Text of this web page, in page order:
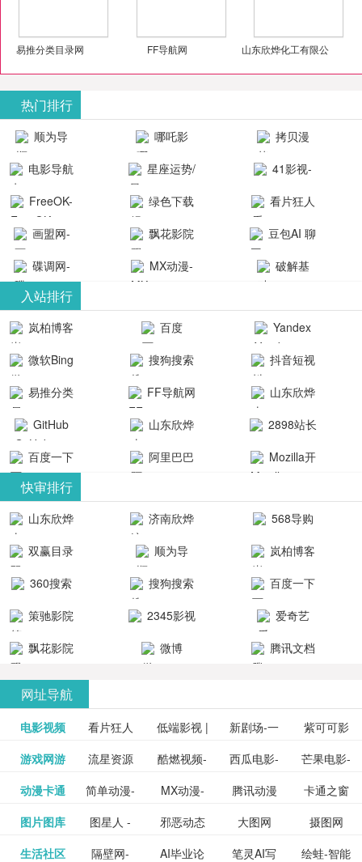
易推分类目录网 FF导航网
山东欣烨化工有限公
热门排行
顺为导
航-办公运营
哪吒影
院-哪吒影院
提供最新、
最全的高清
电影、电视
剧、动漫和
综艺节目免
费观看。平
台内容丰
富，更新快
速，支持在
线观看，满
足各类影迷
需求，提供
无广告、高
清流畅的观
影体验。
拷贝漫
画-官网
动漫综合
电影导航
- 免费看电影
就来这！ | 快
导航网-免费
看电影就来
这！收录大
量免费看电
影网站！
星座运势/
最星座/美国
神婆星座网
41影视-
聚合最近好
看的电视剧
最新电影网
站-41影视为
成全短剧电
视剧、电视
剧大全、好
看的电视
剧、最新的
电影在线观
看，神马影
最新好看的
剧片、爱情
片、搞笑片
等全新电
影，是影
FreeOK-
FreeOK影视
官网-最新影
视资源|追剧
也很卷
绿色下载
吧
看片狂人
- 高清视频资
源免费在线
观看
画盟网-
画师联盟官
网
_huashilm.com_
动漫综合
飘花影院
网
豆包AI 聊
天智能对话
网页版入口
碟调网-
碟调网为您
提供最新电
视剧和2025
年最新电影
的在线观
看，快来碟
调电影网在
线观看最新
热门影视作
MX动漫-
漫免费在线
观看
破解基
整合当前互
联网最新最
全最优质的
软件免费下
载、资源免
费共享、技
术教程学习
台！整合破
合破解游
戏、整合安
卓破解软件
分享与下
载！旨在打
件共享站、
资源
入站排行
岚柏博客 百度
Yandex
搜索
微软Bing
搜狗搜索
引擎
抖音短视
频
易推分类
目录网
FF导航网
山东欣烨
化工有限公
GitHub
山东欣烨
生物科技有
2898站长
资源平台
百度一下
阿里巴巴
Mozilla开
快审排行
山东欣烨
生物科技有
济南欣烨
科技有限公
568导购
网
双赢目录
顺为导
航-办公运营
岚柏博客
360搜索
搜狗搜索
百度一下
策驰影院
2345影视
大全
爱奇艺
VIP会员
飘花影院
微博 腾讯文档
网址导航
电影视频 看片狂人 低端影视 |
免费高清
在线电影
新剧场-一
个网盘资
源分享小
紫可可影
视-紫可可,
免费提供
泡剧网_最
新电视剧
免费在线
更多>>
游戏网游 流星资源
网-流星蝴
蝶剑官网
酷燃视频-
致力于打
造中国领
西瓜电影-
西瓜视频
网站电影
芒果电影-
芒果TV网
站电影频
豆瓣电影-
豆瓣电影
更多>>
动漫卡通 简单动漫-
日本动画
MX动漫-
最新最全
腾讯动漫
频道
卡通之窗
三毛漫画
网
更多>>
图片图库 图星人 -
设计图片
邪恶动态
图片大全
大图网
摄图网
图行天下
更多>>
生活社区 隔壁网- AI毕业论 笔灵AI写 绘蛙-智能